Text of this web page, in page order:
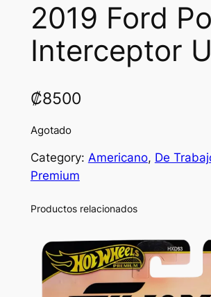
2019 Ford
Interceptor
₡8500
Agotado
Category: Americano, De
Premium
Productos relacionados